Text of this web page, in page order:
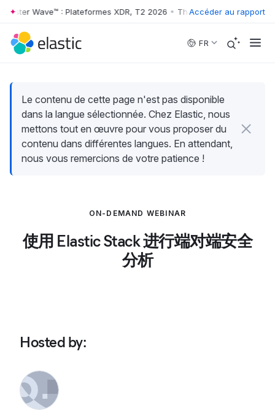
Skip to main content
Wave™ : Plateformes XDR, T2 2026 • The Forrester Wave™ :
Accéder au rapport
FR
Le contenu de cette page n'est pas disponible
dans la langue sélectionnée. Chez Elastic, nous
mettons tout en œuvre pour vous proposer du
contenu dans différentes langues. En attendant,
nous vous remercions de votre patience !
ON-DEMAND WEBINAR
使用 Elastic Stack 进行端对端安全
分析
Hosted by: